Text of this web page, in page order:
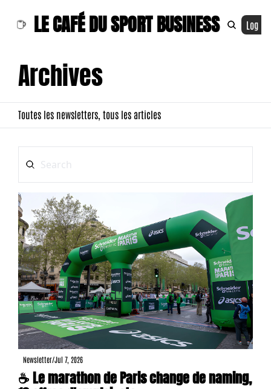
LE CAFÉ DU SPORT BUSINESS Log In
Archives
Toutes les newsletters, tous les articles
Newsletter/Jul 7, 2026
☕ Le marathon de Paris change de naming,